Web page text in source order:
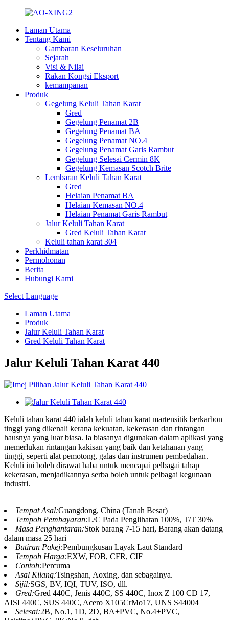
Laman Utama
Tentang Kami
Gambaran Keseluruhan
Sejarah
Visi & Nilai
Rakan Kongsi Eksport
kemampanan
Produk
Gegelung Keluli Tahan Karat
Gred
Gegelung Penamat 2B
Gegelung Penamat BA
Gegelung Penamat NO.4
Gegelung Penamat Garis Rambut
Gegelung Selesai Cermin 8K
Gegelung Kemasan Scotch Brite
Lembaran Keluli Tahan Karat
Gred
Helaian Penamat BA
Helaian Kemasan NO.4
Helaian Penamat Garis Rambut
Jalur Keluli Tahan Karat
Gred Keluli Tahan Karat
Keluli tahan karat 304
Perkhidmatan
Permohonan
Berita
Hubungi Kami
Select Language
Laman Utama
Produk
Jalur Keluli Tahan Karat
Gred Keluli Tahan Karat
Jalur Keluli Tahan Karat 440
Keluli tahan karat 440 ialah keluli tahan karat martensitik berkarbon
tinggi yang dikenali kerana kekuatan, kekerasan dan rintangan
hausnya yang luar biasa. Ia biasanya digunakan dalam aplikasi yang
memerlukan rintangan kakisan yang baik dan ketahanan yang
tinggi, seperti alat pemotong, galas dan instrumen pembedahan.
Keluli ini boleh dirawat haba untuk mencapai pelbagai tahap
kekerasan, menjadikannya serba boleh untuk pelbagai kegunaan
industri.
Tempat Asal:Guangdong, China (Tanah Besar)
Tempoh Pembayaran:L/C Pada Penglihatan 100%, T/T 30%
Masa Penghantaran:Stok barang 7-15 hari, Barang akan datang
dalam masa 25 hari
Butiran Pakej:Pembungkusan Layak Laut Standard
Tempoh Harga:EXW, FOB, CFR, CIF
Contoh:Percuma
Asal Kilang:Tsingshan, Aoxing, dan sebagainya.
Sijil:SGS, BV, IQI, TUV, ISO, dll.
Gred:Gred 440C, Jenis 440C, SS 440C, Inox Z 100 CD 17,
AISI 440C, SUS 440C, Acero X105CrMo17, UNS S44004
Selesai:2B, No.1, 1D, 2D, BA+PVC, No.4+PVC,